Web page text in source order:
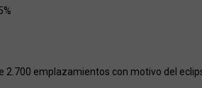
emplazamientos con motivo del